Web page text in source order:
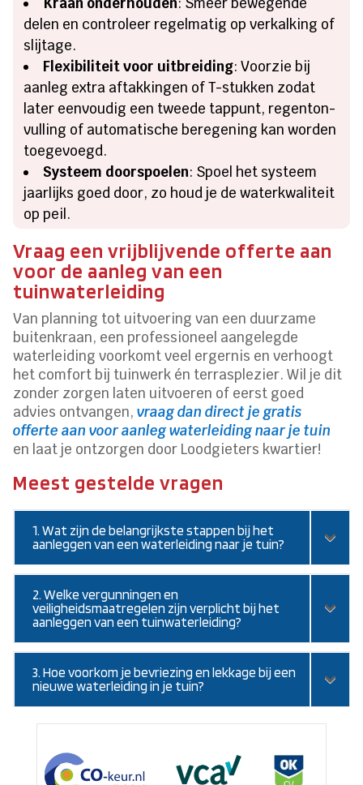
delen en controleer regelmatig op verkalking of
slijtage.
Flexibiliteit voor uitbreiding: Voorzie bij
aanleg extra aftakkingen of T-stukken zodat
later eenvoudig een tweede tappunt, regenton-
vulling of automatische beregening kan worden
toegevoegd.
Systeem doorspoelen: Spoel het systeem
jaarlijks goed door, zo houd je de waterkwaliteit
op peil.
Vraag een vrijblijvende offerte aan
voor de aanleg van een
tuinwaterleiding
Van planning tot uitvoering van een duurzame
buitenkraan, een professioneel aangelegde
waterleiding voorkomt veel ergernis en verhoogt
het comfort bij tuinwerk én terrasplezier. Wil je dit
zonder zorgen laten uitvoeren of eerst goed
advies ontvangen,vraag dan direct je gratis
offerte aan voor aanleg waterleiding naar je tuin
en laat je ontzorgen door Loodgieters kwartier!
Meest gestelde vragen
1. Wat zijn de belangrijkste stappen bij het
aanleggen van een waterleiding naar je tuin?
2. Welke vergunningen en
veiligheidsmaatregelen zijn verplicht bij het
aanleggen van een tuinwaterleiding?
3. Hoe voorkom je bevriezing en lekkage bij een
nieuwe waterleiding in je tuin?